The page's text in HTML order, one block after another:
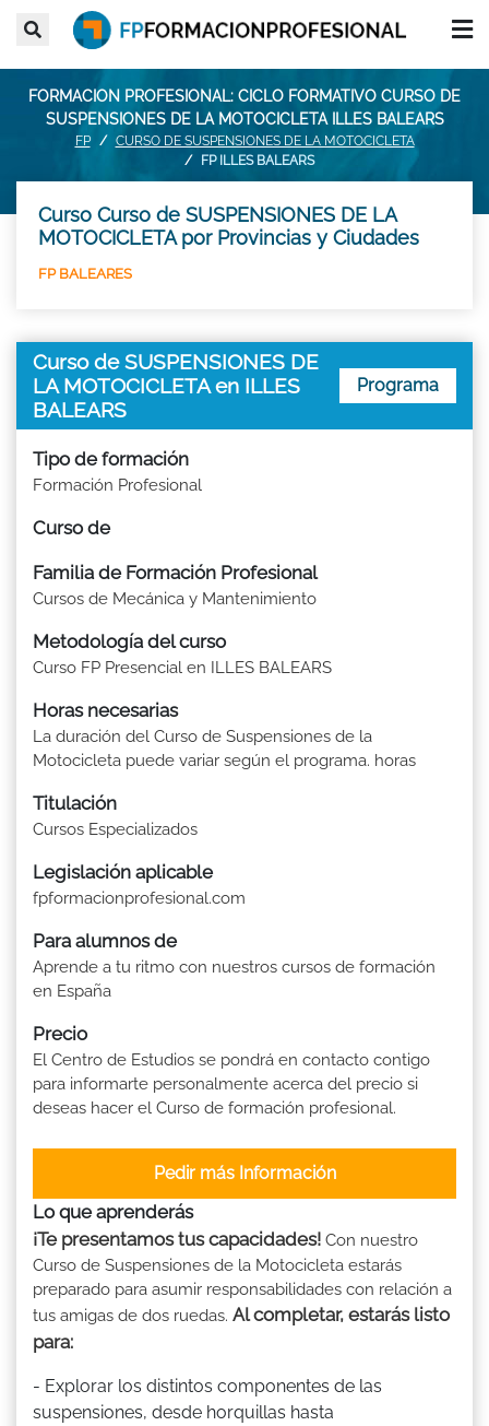
FORMACION PROFESIONAL: CICLO FORMATIVO CURSO DE
SUSPENSIONES DE LA MOTOCICLETA ILLES BALEARS
FP
CURSO DE SUSPENSIONES DE LA MOTOCICLETA
FP ILLES BALEARS
Curso Curso de SUSPENSIONES DE LA
MOTOCICLETA por Provincias y Ciudades
FP BALEARES
Curso de SUSPENSIONES DE
LA MOTOCICLETA en ILLES
BALEARS
Programa
Tipo de formación
Formación Profesional
Curso de
Familia de Formación Profesional
Cursos de Mecánica y Mantenimiento
Metodología del curso
Curso FP Presencial en ILLES BALEARS
Horas necesarias
La duración del Curso de Suspensiones de la
Motocicleta puede variar según el programa. horas
Titulación
Cursos Especializados
Legislación aplicable
fpformacionprofesional.com
Para alumnos de
Aprende a tu ritmo con nuestros cursos de formación
en España
Precio
El Centro de Estudios se pondrá en contacto contigo
para informarte personalmente acerca del precio si
deseas hacer el Curso de formación profesional.
Pedir más Información
Lo que aprenderás
¡Te presentamos tus capacidades! Con nuestro
Curso de Suspensiones de la Motocicleta estarás
preparado para asumir responsabilidades con relación a
tus amigas de dos ruedas. Al completar, estarás listo
para:
- Explorar los distintos componentes de las
suspensiones, desde horquillas hasta